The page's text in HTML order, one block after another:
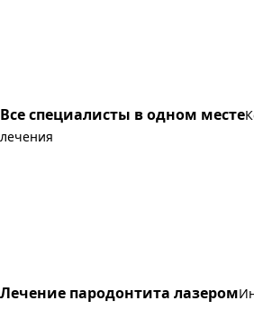
Все специалисты в одном месте
лечения
Лечение пародонтита лазером